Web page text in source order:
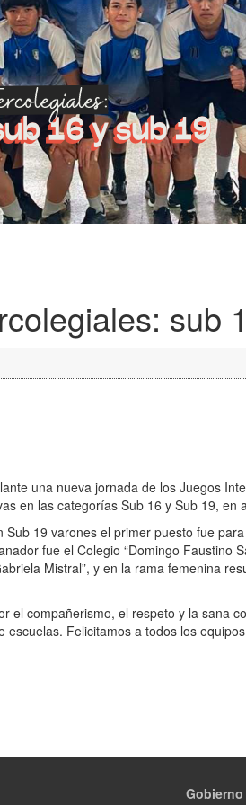
sub
una nueva jornada de los Juegos
en las categorías Sub 16 y Sub 19, en
19 varones el primer puesto fue
fue el Colegio “Domingo Faustino
Mistral”, y en la rama femenina
el compañerismo, el respeto y la sana
escuelas. Felicitamos a todos los
Gobierno